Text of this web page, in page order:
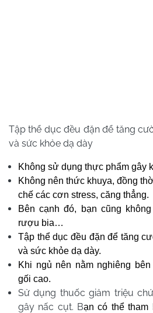
Tập thể dục đều đặn để tăng
và sức khỏe dạ dày
Không sử dụng thực phẩm gây
Không nên thức khuya, đồng
chế các cơn stress, căng thẳng.
Bên cạnh đó, bạn cũng
rượu bia…
Tập thể dục đều đặn để tăng
và sức khỏe dạ dày.
Khi ngủ nên nằm nghiêng
gối cao.
Sử dụng thuốc giảm triệu
gây nấc cụt. Bạn có thể tham